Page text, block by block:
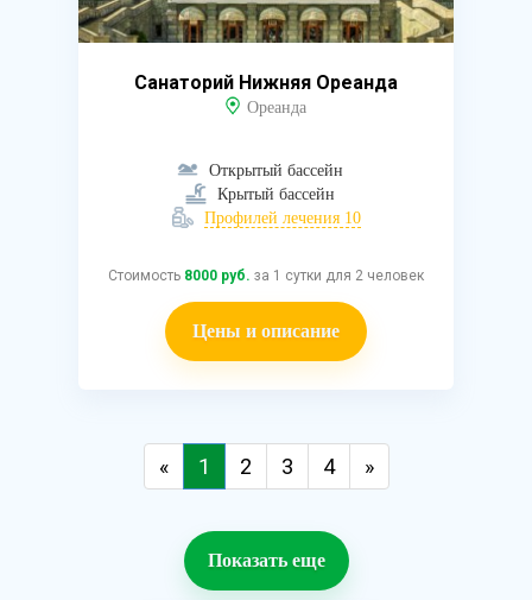
Санаторий Нижняя Ореанда
Ореанда
Открытый бассейн
Крытый бассейн
Профилей лечения 10
Стоимость 8000 руб. за 1 сутки для 2 человек
Цены и описание
« 1 2 3 4 »
Показать еще